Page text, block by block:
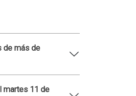
de más de
martes 11 de